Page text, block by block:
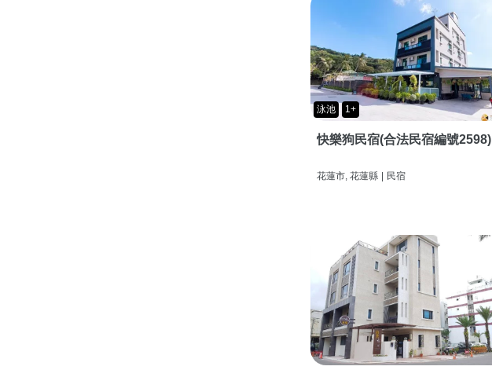
泳池 1+
快樂狗民宿(合法民宿編號2598)
花蓮市, 花蓮縣 | 民宿